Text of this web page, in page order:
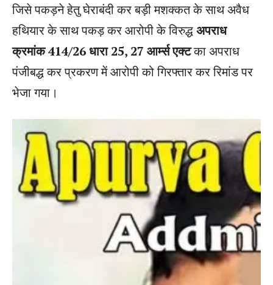
जिसे पकड़ने हेतु घेराबंदी कर बड़ी मशक्कत के साथ अवैध
हथियार के साथ पकड़ कर आरोपी के विरुद्धअपराध
क्रमांक 414/26 धारा 25, 27 आर्म्स एक्टका अपराध
पंजीबद्ध कर प्रकरण में आरोपी को गिरफ्तार कर रिमांड पर
भेजा गया।